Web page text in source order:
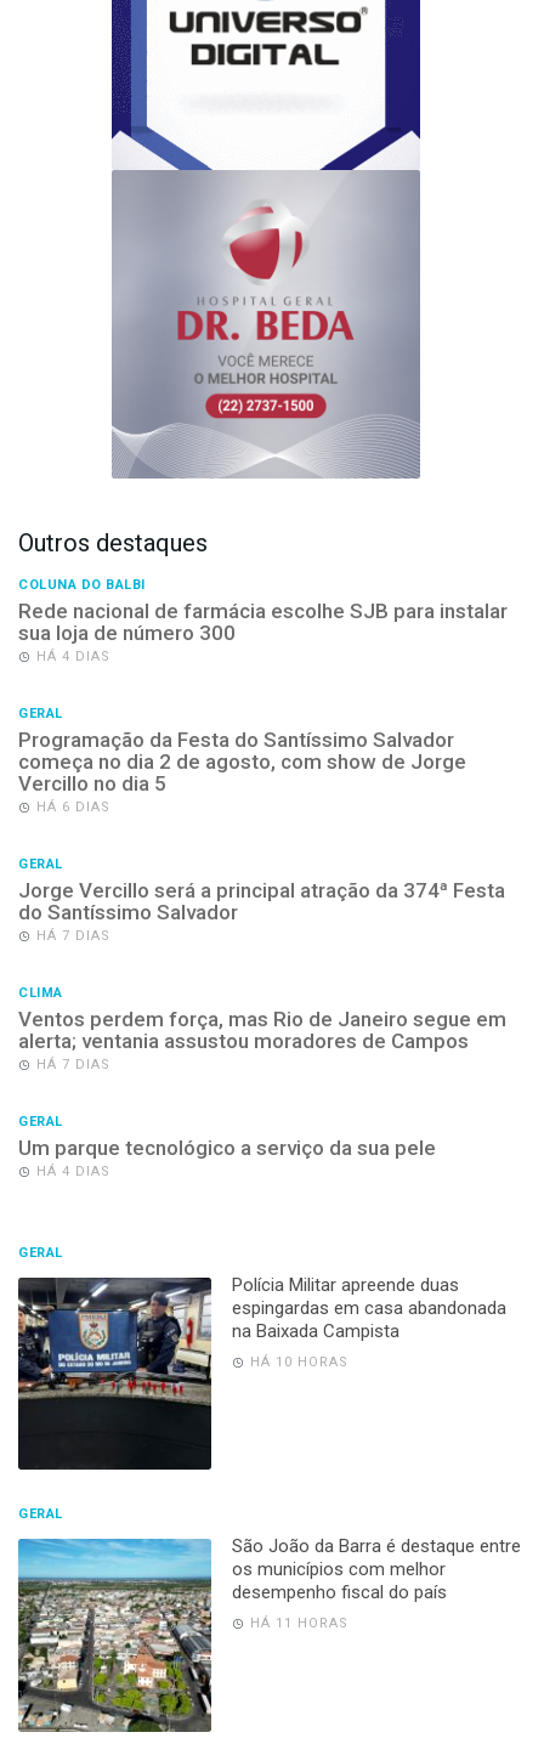
Outros destaques
COLUNA DO BALBI
Rede nacional de farmácia escolhe SJB para instalar
sua loja de número 300
HÁ 4 DIAS
GERAL
Programação da Festa do Santíssimo Salvador
começa no dia 2 de agosto, com show de Jorge
Vercillo no dia 5
HÁ 6 DIAS
GERAL
Jorge Vercillo será a principal atração da 374ª Festa
do Santíssimo Salvador
HÁ 7 DIAS
CLIMA
Ventos perdem força, mas Rio de Janeiro segue em
alerta; ventania assustou moradores de Campos
HÁ 7 DIAS
GERAL
Um parque tecnológico a serviço da sua pele
HÁ 4 DIAS
GERAL
Polícia Militar apreende duas
espingardas em casa abandonada
na Baixada Campista
HÁ 10 HORAS
GERAL
São João da Barra é destaque entre
os municípios com melhor
desempenho fiscal do país
HÁ 11 HORAS